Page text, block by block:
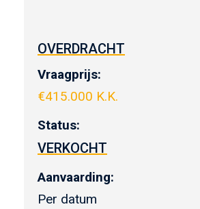
OVERDRACHT
Vraagprijs:
€415.000 K.K.
Status:
VERKOCHT
Aanvaarding:
Per datum